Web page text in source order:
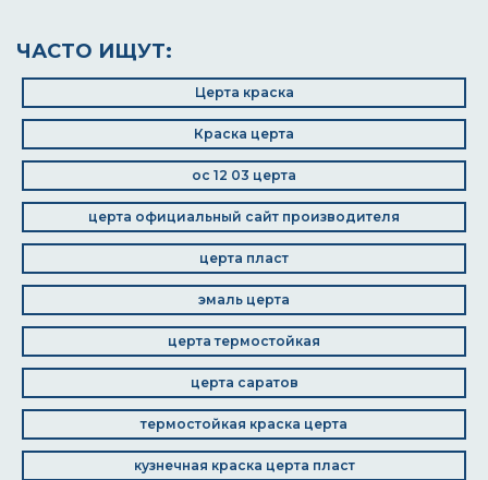
ЧАСТО ИЩУТ:
Церта краска
Краска церта
ос 12 03 церта
церта официальный сайт производителя
церта пласт
эмаль церта
церта термостойкая
церта саратов
термостойкая краска церта
кузнечная краска церта пласт